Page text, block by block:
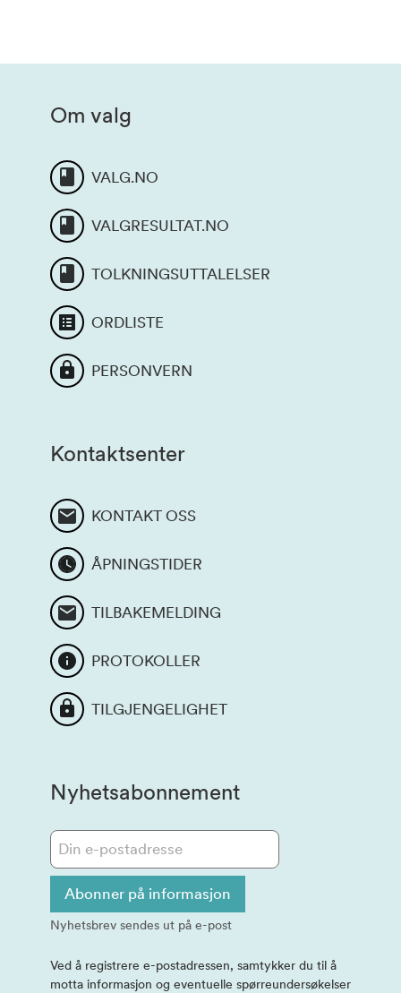
Om valg
VALG.NO
VALGRESULTAT.NO
TOLKNINGSUTTALELSER
ORDLISTE
PERSONVERN
Kontaktsenter
KONTAKT OSS
ÅPNINGSTIDER
TILBAKEMELDING
PROTOKOLLER
TILGJENGELIGHET
Nyhetsabonnement
Abonner på informasjon
Nyhetsbrev sendes ut på e-post
Ved å registrere e-postadressen, samtykker du til å
motta informasjon og eventuelle spørreundersøkelser